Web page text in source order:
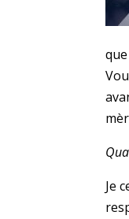
Je